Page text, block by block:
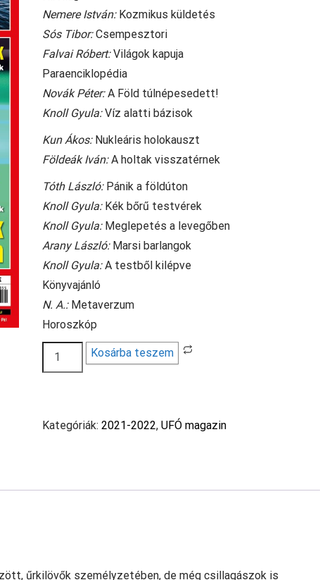
Nemere István:Kozmikus küldetés
Sós Tibor:Csempesztori
Falvai Róbert:Világok kapuja
Paraenciklopédia
Novák Péter:A Föld túlnépesedett!
Knoll Gyula:Víz alatti bázisok
Kun Ákos:Nukleáris holokauszt
Földeák Iván:A holtak visszatérnek
Tóth László:Pánik a földúton
Knoll Gyula:Kék bőrű testvérek
Knoll Gyula:Meglepetés a levegőben
Arany László:Marsi barlangok
Knoll Gyula:A testből kilépve
Könyvajánló
N. A.:Metaverzum
Horoszkóp
Ufó
magazin
Kosárba teszem
Kategóriák:2021-2022,UFÓ magazin
űrkilövők személyzetében, de még csillagászok is